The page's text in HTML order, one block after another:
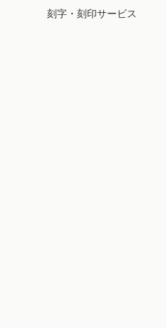
刻字・刻印サービス